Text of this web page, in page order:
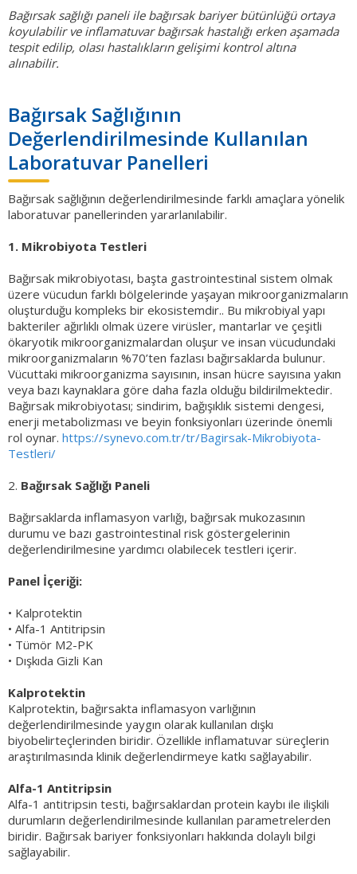
Bağırsak sağlığı paneli ile bağırsak bariyer bütünlüğü ortaya
koyulabilir ve inflamatuvar bağırsak hastalığı erken aşamada
tespit edilip, olası hastalıkların gelişimi kontrol altına
alınabilir.
Bağırsak Sağlığının
Değerlendirilmesinde Kullanılan
Laboratuvar Panelleri
Bağırsak sağlığının değerlendirilmesinde farklı amaçlara yönelik
laboratuvar panellerinden yararlanılabilir.
1. Mikrobiyota Testleri
Bağırsak mikrobiyotası, başta gastrointestinal sistem olmak
üzere vücudun farklı bölgelerinde yaşayan mikroorganizmaların
oluşturduğu kompleks bir ekosistemdir.. Bu mikrobiyal yapı
bakteriler ağırlıklı olmak üzere virüsler, mantarlar ve çeşitli
ökaryotik mikroorganizmalardan oluşur ve insan vücudundaki
mikroorganizmaların %70’ten fazlası bağırsaklarda bulunur.
Vücuttaki mikroorganizma sayısının, insan hücre sayısına yakın
veya bazı kaynaklara göre daha fazla olduğu bildirilmektedir.
Bağırsak mikrobiyotası; sindirim, bağışıklık sistemi dengesi,
enerji metabolizması ve beyin fonksiyonları üzerinde önemli
rol oynar. https://synevo.com.tr/tr/Bagirsak-Mikrobiyota-
Testleri/
2. Bağırsak Sağlığı Paneli
Bağırsaklarda inflamasyon varlığı, bağırsak mukozasının
durumu ve bazı gastrointestinal risk göstergelerinin
değerlendirilmesine yardımcı olabilecek testleri içerir.
Panel İçeriği:
• Kalprotektin
• Alfa-1 Antitripsin
• Tümör M2-PK
• Dışkıda Gizli Kan
Kalprotektin
Kalprotektin, bağırsakta inflamasyon varlığının
değerlendirilmesinde yaygın olarak kullanılan dışkı
biyobelirteçlerinden biridir. Özellikle inflamatuvar süreçlerin
araştırılmasında klinik değerlendirmeye katkı sağlayabilir.
Alfa-1 Antitripsin
Alfa-1 antitripsin testi, bağırsaklardan protein kaybı ile ilişkili
durumların değerlendirilmesinde kullanılan parametrelerden
biridir. Bağırsak bariyer fonksiyonları hakkında dolaylı bilgi
sağlayabilir.